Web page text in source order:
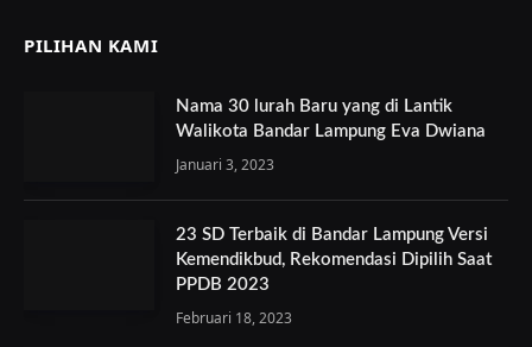
PILIHAN KAMI
Nama 30 lurah Baru yang di Lantik
Walikota Bandar Lampung Eva Dwiana
Januari 3, 2023
23 SD Terbaik di Bandar Lampung Versi
Kemendikbud, Rekomendasi Dipilih Saat
PPDB 2023
Februari 18, 2023